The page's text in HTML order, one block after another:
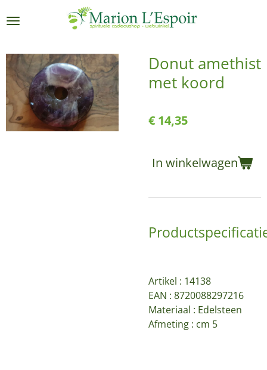
direct
de
hoofdinhoud
Donut amethist
met koord
€ 14,35
In winkelwagen
Artikel : 14138
EAN : 8720088297216
Materiaal : Edelsteen
Afmeting : cm 5